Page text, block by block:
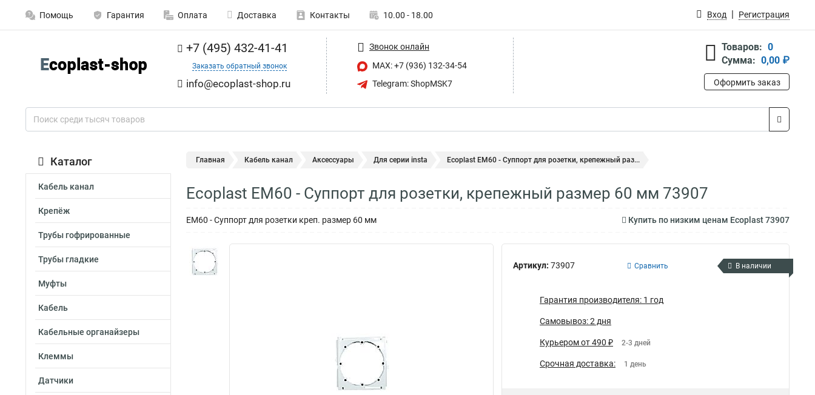
Помощь Гарантия Оплата Доставка Контакты 10.00 - 18.00 Вход Регистрация
+7 (495) 432-41-41
Заказать обратный звонок
info@ecoplast-shop.ru
Звонок онлайн
MAX: +7 (936) 132-34-54
Telegram: ShopMSK7
Товаров: 0
Сумма: 0,00 ₽
Оформить заказ
Каталог
Кабель канал
Крепёж
Трубы гофрированные
Трубы гладкие
Муфты
Кабель
Кабельные органайзеры
Клеммы
Датчики
Главная Кабель канал Аксессуары Для серии insta Ecoplast EM60 - Суппорт для розетки, крепежный раз...
Ecoplast EM60 - Суппорт для розетки, крепежный размер 60 мм 73907
EM60 - Суппорт для розетки креп. размер 60 мм Купить по низким ценам Ecoplast 73907
Артикул: 73907 Сравнить В наличии
Гарантия производителя: 1 год
Самовывоз: 2 дня
Курьером от 490 ₽ 2-3 дней
Срочная доставка: 1 день